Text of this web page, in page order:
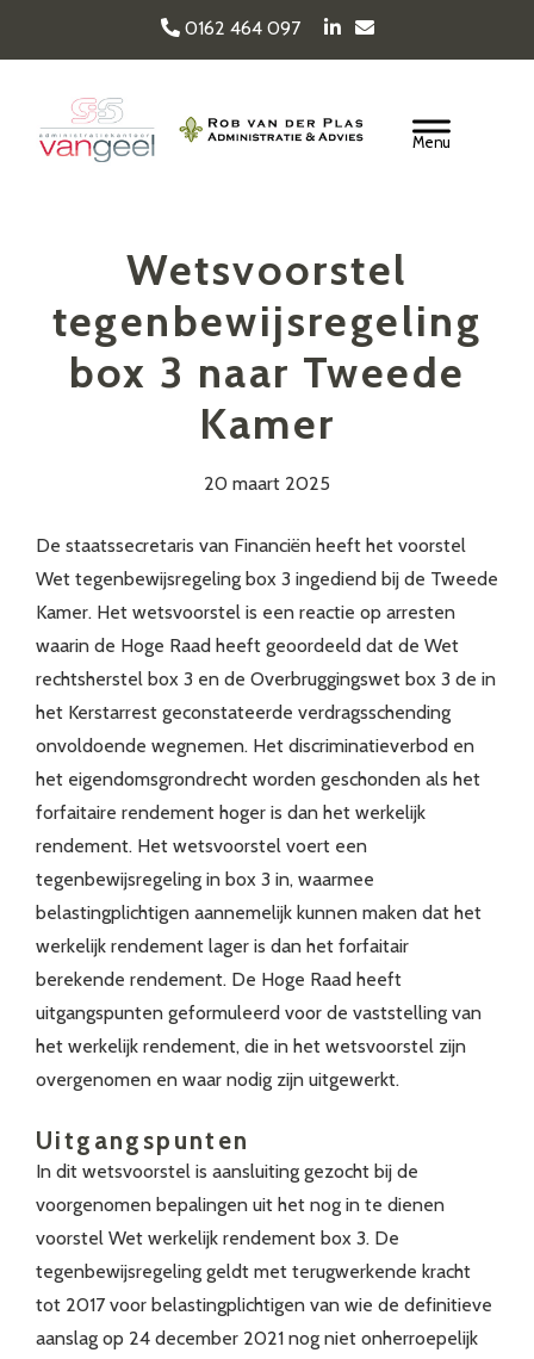
hoofd
inhoud
0162 464 097
Van Geel & van der
Header
Wetsvoorstel
tegenbewijsregeling
box 3 naar Tweede
Kamer
20 maart 2025
De staatssecretaris van Financiën heeft het voorstel
Wet tegenbewijsregeling box 3 ingediend bij de Tweede
Kamer. Het wetsvoorstel is een reactie op arresten
waarin de Hoge Raad heeft geoordeeld dat de Wet
rechtsherstel box 3 en de Overbruggingswet box 3 de in
het Kerstarrest geconstateerde verdragsschending
onvoldoende wegnemen. Het discriminatieverbod en
het eigendomsgrondrecht worden geschonden als het
forfaitaire rendement hoger is dan het werkelijk
rendement. Het wetsvoorstel voert een
tegenbewijsregeling in box 3 in, waarmee
belastingplichtigen aannemelijk kunnen maken dat het
werkelijk rendement lager is dan het forfaitair
berekende rendement. De Hoge Raad heeft
uitgangspunten geformuleerd voor de vaststelling van
het werkelijk rendement, die in het wetsvoorstel zijn
overgenomen en waar nodig zijn uitgewerkt.
Uitgangspunten
In dit wetsvoorstel is aansluiting gezocht bij de
voorgenomen bepalingen uit het nog in te dienen
voorstel Wet werkelijk rendement box 3. De
tegenbewijsregeling geldt met terugwerkende kracht
tot 2017 voor belastingplichtigen van wie de definitieve
aanslag op 24 december 2021 nog niet onherroepelijk